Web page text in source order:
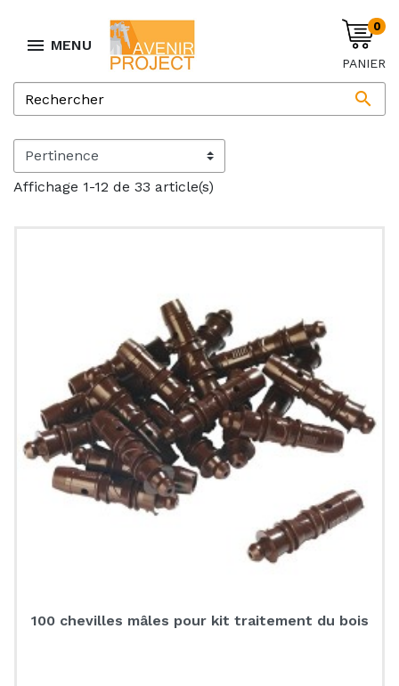
 MENU

0
PANIER
Affichage 1-12 de 33 article(s)
100 chevilles mâles pour kit traitement du bois